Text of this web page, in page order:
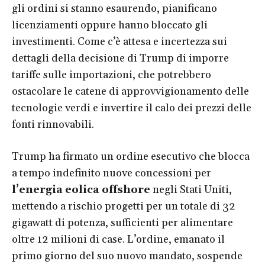
gli ordini si stanno esaurendo, pianificano
licenziamenti oppure hanno bloccato gli
investimenti. Come c’è attesa e incertezza sui
dettagli della decisione di Trump di imporre
tariffe sulle importazioni, che potrebbero
ostacolare le catene di approvvigionamento delle
tecnologie verdi e invertire il calo dei prezzi delle
fonti rinnovabili.
Trump ha firmato un ordine esecutivo che blocca
a tempo indefinito nuove concessioni per
l’energia eolica offshore negli Stati Uniti,
mettendo a rischio progetti per un totale di 32
gigawatt di potenza, sufficienti per alimentare
oltre 12 milioni di case. L’ordine, emanato il
primo giorno del suo nuovo mandato, sospende